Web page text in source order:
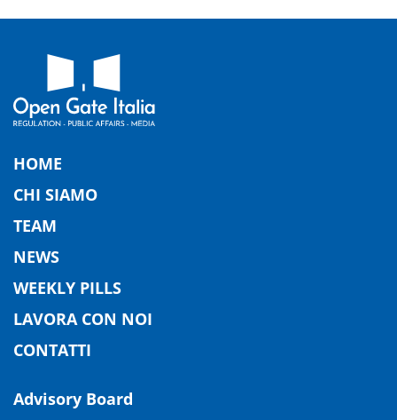
HOME
CHI SIAMO
TEAM
NEWS
WEEKLY PILLS
LAVORA CON NOI
CONTATTI
Advisory Board